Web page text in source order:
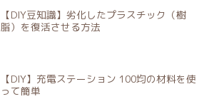
【DIY豆知識】劣化したプラスチック（樹
脂）を復活させる方法
【DIY】充電ステーション 100均の材料を使
って簡単